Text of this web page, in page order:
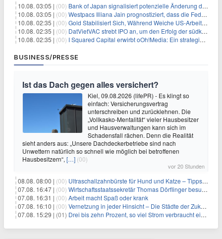
10.08. 03:05 | (00) Bank of Japan signalisiert potenzielle Änderung der Zinspolitik angesichts von Inflationsbedenken
10.08. 03:05 | (00) Westpacs Illiana Jain prognostiziert, dass die Fed die Zinssätze nach dem Arbeitsmarktbericht stabil halten wird
10.08. 02:35 | (00) Gold Stabilisiert Sich, Während Weiche US-Arbeitsmarktdaten Zinsängste Lindern
10.08. 02:35 | (00) DatVietVAC strebt IPO an, um den Erfolg der südkoreanischen Unterhaltungsindustrie nachzuahmen
10.08. 02:35 | (00) I Squared Capital erwirbt oOh!Media: Ein strategischer Schritt in der Außenwerbung
BUSINESS/PRESSE
Ist das Dach gegen alles versichert?
Kiel, 09.08.2026 (lifePR) - Es klingt so
einfach: Versicherungsvertrag
unterschreiben und zurücklehnen. Die
„Vollkasko-Mentalität“ vieler Hausbesitzer
und Hausverwaltungen kann sich im
Schadensfall rächen. Denn die Realität
sieht anders aus: „Unsere Dachdeckerbetriebe sind nach
Unwettern natürlich so schnell wie möglich bei betroffenen
Hausbesitzern“, […] (00)
vor 20 Stunden
08.08. 08:00 | (00) Ultraschallzahnbürste für Hund und Katze – Tipps zur erfolgreichen Eingewöhnung
07.08. 16:47 | (00) Wirtschaftsstaatssekretär Thomas Dörflinger besucht Handwerksbetrieb im Kammerbezirk Freiburg
07.08. 16:31 | (00) Arbeit macht Spaß oder krank
07.08. 16:10 | (00) Vernetzung in jeder Hinsicht – Die Städte der Zukunft sind grün-blau
07.08. 15:29 | (01) Drei bis zehn Prozent, so viel Strom verbraucht ein Aufzug im Gebäude